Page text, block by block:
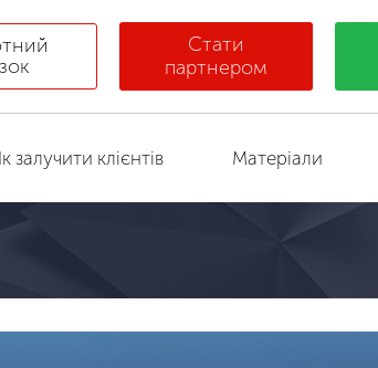
Стати
партнером
залучити клієнтів Матеріали